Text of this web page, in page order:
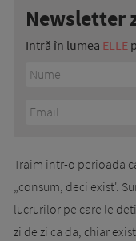
Newsletter
Intră în lumea ELLE
Traim intr-o perioada
„consum, deci exist'.
lucrurilor pe care le
zi de zi ca da, chiar